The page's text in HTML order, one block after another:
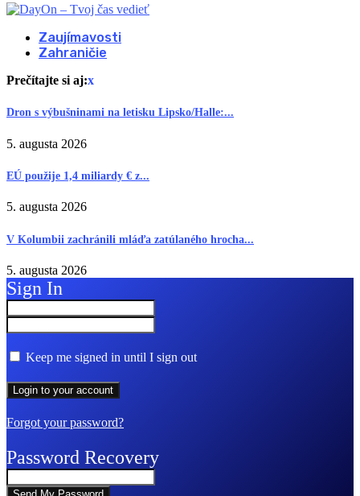
Zaujímavosti
Zahraničie
Prečítajte si aj:x
Dron s výbušninami na letisku Lipsko/Halle:...
5. augusta 2026
EÚ použije 1,4 miliardy € z...
5. augusta 2026
V Kolumbii zachránili mláďa zatúlaného hrocha...
5. augusta 2026
Sign In
Keep me signed in until I sign out
Forgot your password?
Password Recovery